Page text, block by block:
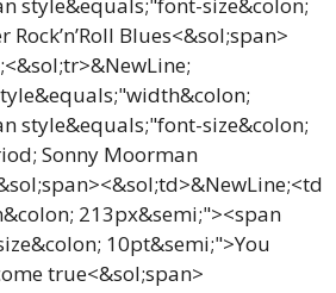
Blues<&sol;span>
style&equals;"font-size&colon;
Sonny Moorman
213px&semi;"><span
10pt&semi;">You
true<&sol;span>